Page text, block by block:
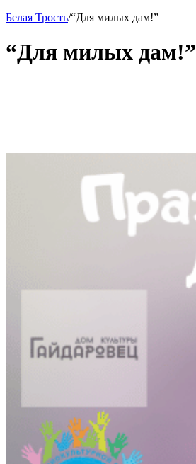
Белая Трость/“Для милых дам!”
“Для милых дам!”